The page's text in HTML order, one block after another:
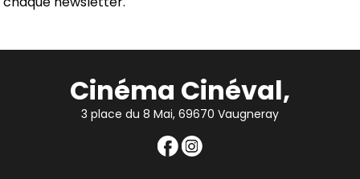
Cinéma Cinéval,
3 place du 8 Mai, 69670 Vaugneray